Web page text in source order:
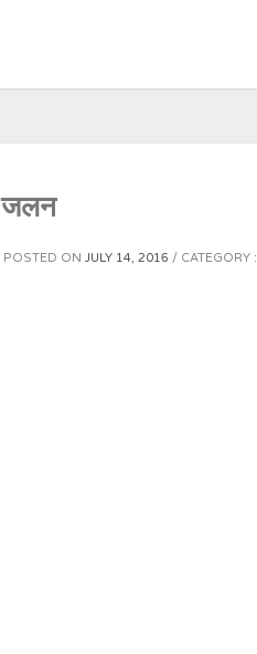
जलन
POSTED ON JULY 14, 2016 CATEGORY :